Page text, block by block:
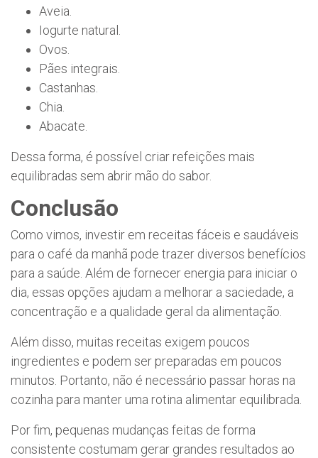
Aveia.
Iogurte natural.
Ovos.
Pães integrais.
Castanhas.
Chia.
Abacate.
Dessa forma, é possível criar refeições mais
equilibradas sem abrir mão do sabor.
Conclusão
Como vimos, investir em receitas fáceis e saudáveis
para o café da manhã pode trazer diversos benefícios
para a saúde. Além de fornecer energia para iniciar o
dia, essas opções ajudam a melhorar a saciedade, a
concentração e a qualidade geral da alimentação.
Além disso, muitas receitas exigem poucos
ingredientes e podem ser preparadas em poucos
minutos. Portanto, não é necessário passar horas na
cozinha para manter uma rotina alimentar equilibrada.
Por fim, pequenas mudanças feitas de forma
consistente costumam gerar grandes resultados ao